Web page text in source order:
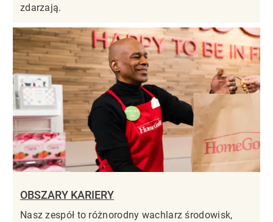
zdarzają.
OBSZARY KARIERY
Nasz zespół to różnorodny wachlarz środowisk,